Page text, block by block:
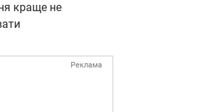
краще не
Реклама